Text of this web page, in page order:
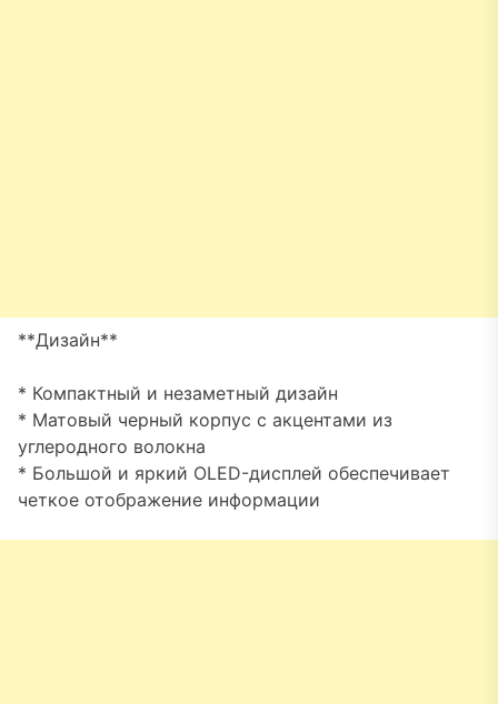
**Дизайн**
* Компактный и незаметный дизайн
* Матовый черный корпус с акцентами из
углеродного волокна
* Большой и яркий OLED-дисплей обеспечивает
четкое отображение информации